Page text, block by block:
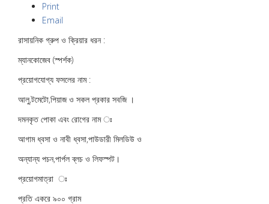
Print
Email
রাসায়নিক গ্রুপ ও ক্রিয়ার ধরন :
ম্যানকোজেব (স্পর্শক)
প্রয়োগযোগ্য ফসলের নাম :
আলু,টমেটো,পিয়াজ ও সকল প্রকার সবজি ।
দমনকৃত পোকা এবং রোগের নাম ঃ
আগাম ধ্বসা ও নাবী ধ্বসা,পাউডারী মিলডিউ ও
অন্যান্য পচন,পার্পল ব্লচ ও লিফস্পট।
প্রয়োগমাত্রা ঃ
প্রতি একরে ৯০০ গ্রাম